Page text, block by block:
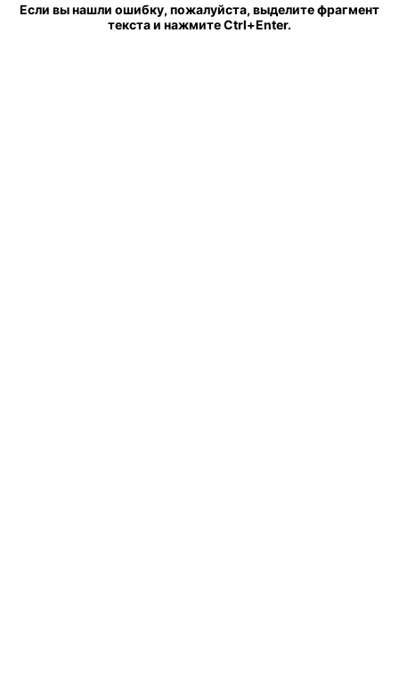
Если вы нашли ошибку, пожалуйста, выделите фрагмент
текста и нажмите Ctrl+Enter.